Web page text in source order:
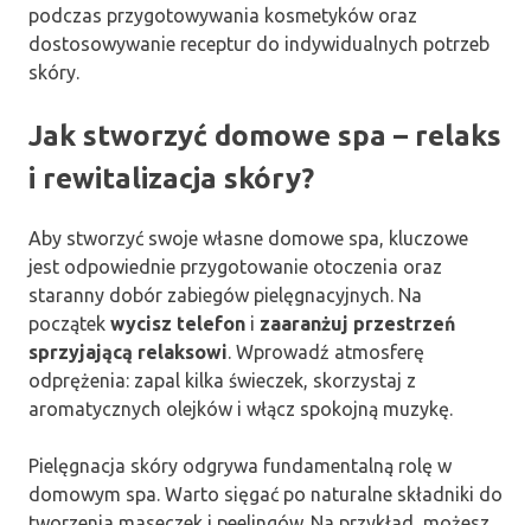
podczas przygotowywania kosmetyków oraz
dostosowywanie receptur do indywidualnych potrzeb
skóry.
Jak stworzyć domowe spa – relaks
i rewitalizacja skóry?
Aby stworzyć swoje własne domowe spa, kluczowe
jest odpowiednie przygotowanie otoczenia oraz
staranny dobór zabiegów pielęgnacyjnych. Na
początek wycisz telefon i zaaranżuj przestrzeń
sprzyjającą relaksowi. Wprowadź atmosferę
odprężenia: zapal kilka świeczek, skorzystaj z
aromatycznych olejków i włącz spokojną muzykę.
Pielęgnacja skóry odgrywa fundamentalną rolę w
domowym spa. Warto sięgać po naturalne składniki do